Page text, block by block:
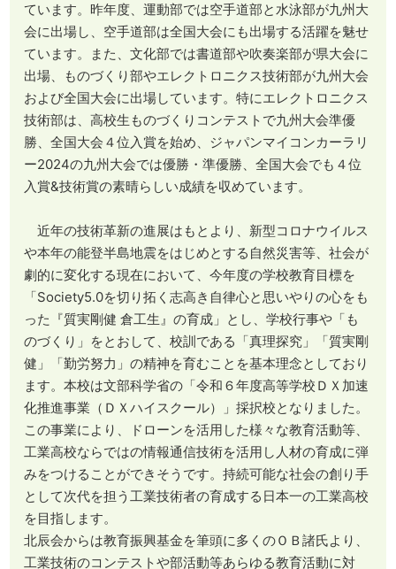
ています。昨年度、運動部では空手道部と水泳部が九州大
会に出場し、空手道部は全国大会にも出場する活躍を魅せ
ています。また、文化部では書道部や吹奏楽部が県大会に
出場、ものづくり部やエレクトロニクス技術部が九州大会
および全国大会に出場しています。特にエレクトロニクス
技術部は、高校生ものづくりコンテストで九州大会準優
勝、全国大会４位入賞を始め、ジャパンマイコンカーラリ
ー2024の九州大会では優勝・準優勝、全国大会でも４位
入賞&技術賞の素晴らしい成績を収めています。
近年の技術革新の進展はもとより、新型コロナウイルス
や本年の能登半島地震をはじめとする自然災害等、社会が
劇的に変化する現在において、今年度の学校教育目標を
「Society5.0を切り拓く志高き自律心と思いやりの心をも
った『質実剛健 倉工生』の育成」とし、学校行事や「も
のづくり」をとおして、校訓である「真理探究」「質実剛
健」「勤労努力」の精神を育むことを基本理念としており
ます。本校は文部科学省の「令和６年度高等学校ＤＸ加速
化推進事業（ＤＸハイスクール）」採択校となりました。
この事業により、ドローンを活用した様々な教育活動等、
工業高校ならではの情報通信技術を活用し人材の育成に弾
みをつけることができそうです。持続可能な社会の創り手
として次代を担う工業技術者の育成する日本一の工業高校
を目指します。
北辰会からは教育振興基金を筆頭に多くのＯＢ諸氏より、
工業技術のコンテストや部活動等あらゆる教育活動に対